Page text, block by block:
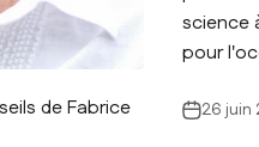
de Fabrice
science
pour
26 juin